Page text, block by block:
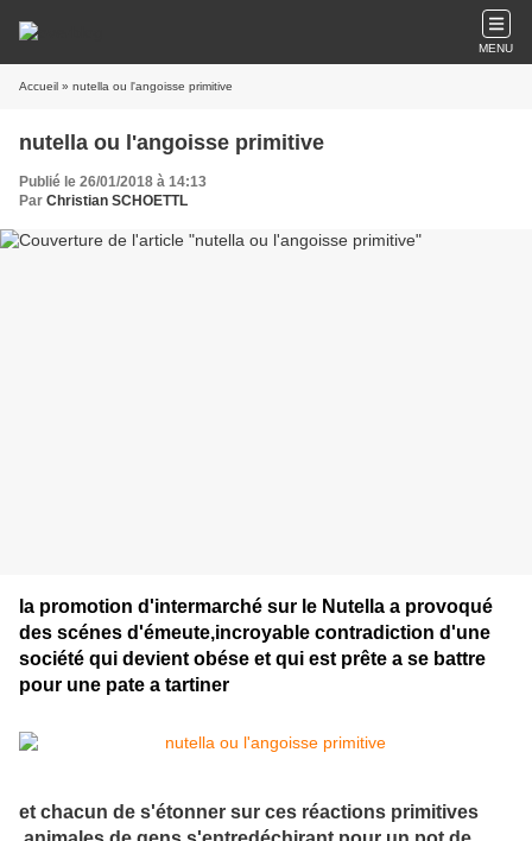
MENU
Accueil » nutella ou l'angoisse primitive
nutella ou l'angoisse primitive
Publié le 26/01/2018 à 14:13
Par Christian SCHOETTL
la promotion d'intermarché sur le Nutella a provoqué
des scénes d'émeute,incroyable contradiction d'une
société qui devient obése et qui est prête a se battre
pour une pate a tartiner
et chacun de s'étonner sur ces réactions primitives